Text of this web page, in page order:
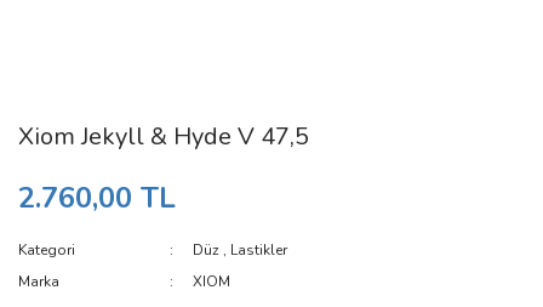
Xiom Jekyll & Hyde V 47,5
2.760,00 TL
Kategori Düz , Lastikler
Marka
XIOM